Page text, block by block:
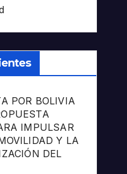
POR BOLIVIA
IMPULSAR
Y LA
DEL